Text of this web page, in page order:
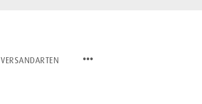
VERSANDARTEN